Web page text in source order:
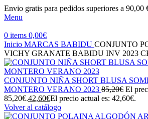
Envio gratis para pedidos superiores a 90,00
Menu
0 items 0,00€
Inicio MARCAS BABIDU CONJUNTO
VICHY GRANATE BABIDU INV 2023
CONJUNTO NIÑA SHORT BLUSA
MONTERO VERANO 2023 85,20€ El
85,20€.42,60€El precio actual es: 42,60€.
Volver al catálogo